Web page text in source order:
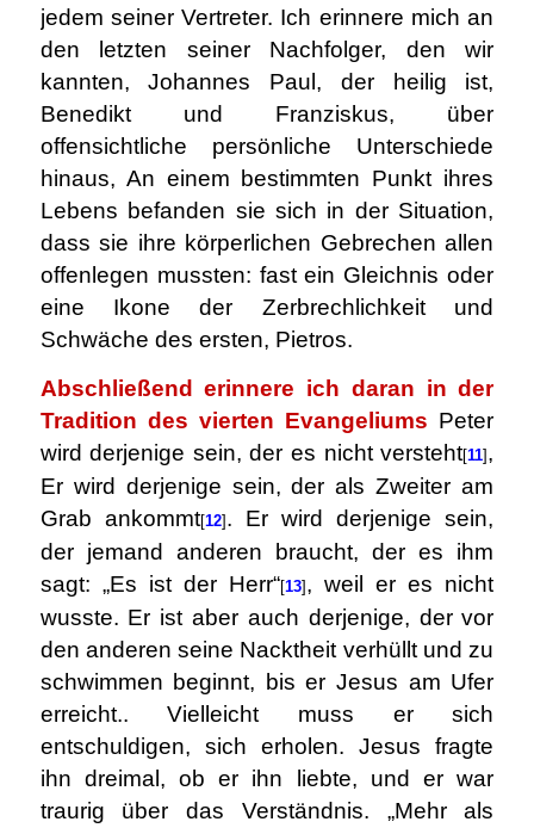
jedem seiner Vertreter. Ich erinnere mich an
den letzten seiner Nachfolger, den wir
kannten, Johannes Paul, der heilig ist,
Benedikt und Franziskus, über
offensichtliche persönliche Unterschiede
hinaus, An einem bestimmten Punkt ihres
Lebens befanden sie sich in der Situation,
dass sie ihre körperlichen Gebrechen allen
offenlegen mussten: fast ein Gleichnis oder
eine Ikone der Zerbrechlichkeit und
Schwäche des ersten, Pietros.
Abschließend erinnere ich daran in der
Tradition des vierten Evangeliums Peter
wird derjenige sein, der es nicht versteht[11],
Er wird derjenige sein, der als Zweiter am
Grab ankommt[12]. Er wird derjenige sein,
der jemand anderen braucht, der es ihm
sagt: „Es ist der Herr“[13], weil er es nicht
wusste. Er ist aber auch derjenige, der vor
den anderen seine Nacktheit verhüllt und zu
schwimmen beginnt, bis er Jesus am Ufer
erreicht.. Vielleicht muss er sich
entschuldigen, sich erholen. Jesus fragte
ihn dreimal, ob er ihn liebte, und er war
traurig über das Verständnis. „Mehr als